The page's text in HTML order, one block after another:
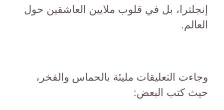
إنجلترا، بل في قلوب ملايين العاشقين حول
العالم.
وجاءت التعليقات مليئة بالحماس والفخر،
حيث كتب البعض: